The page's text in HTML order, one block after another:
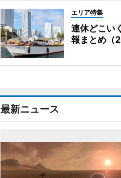
エリア特集
連休どこい
報まとめ（
最新ニュース